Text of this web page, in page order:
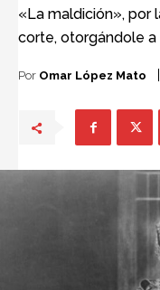
«La maldición», por
corte, otorgándole a
Por Omar López Mato